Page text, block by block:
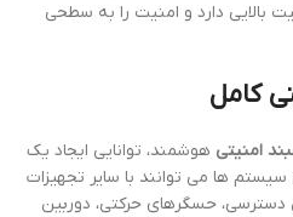
دارد و امنیت را به سطحی
کامل
امنیتی هوشمند، توانایی ایجاد یک
ها می توانند با سایر تجهیزات
حسگرهای حرکتی، دوربین